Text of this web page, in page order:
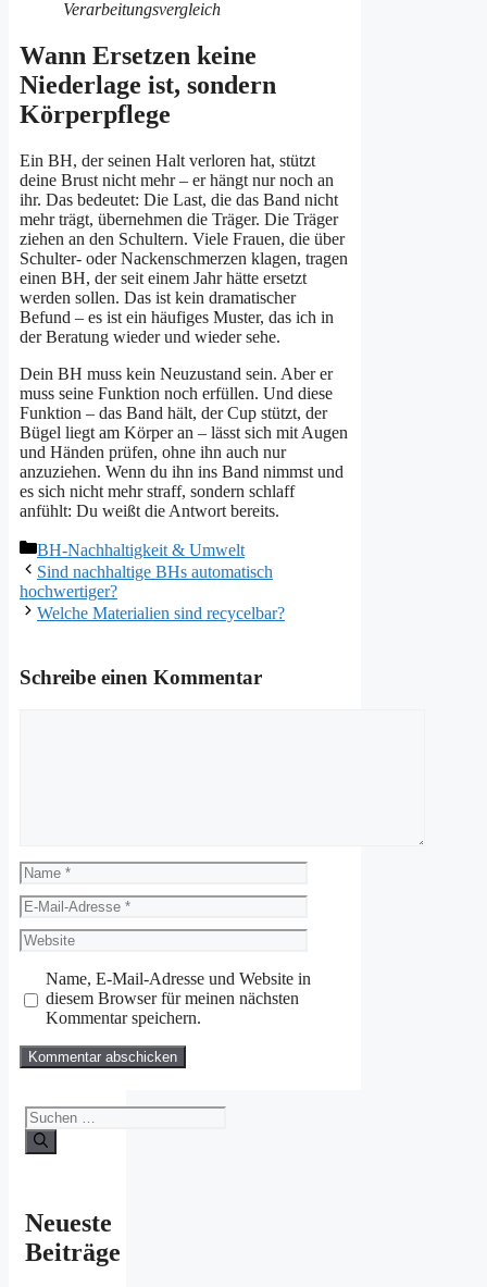
Wann Ersetzen keine
Niederlage ist, sondern
Körperpflege
Ein BH, der seinen Halt verloren hat, stützt
deine Brust nicht mehr – er hängt nur noch an
ihr. Das bedeutet: Die Last, die das Band nicht
mehr trägt, übernehmen die Träger. Die Träger
ziehen an den Schultern. Viele Frauen, die über
Schulter- oder Nackenschmerzen klagen, tragen
einen BH, der seit einem Jahr hätte ersetzt
werden sollen. Das ist kein dramatischer
Befund – es ist ein häufiges Muster, das ich in
der Beratung wieder und wieder sehe.
Dein BH muss kein Neuzustand sein. Aber er
muss seine Funktion noch erfüllen. Und diese
Funktion – das Band hält, der Cup stützt, der
Bügel liegt am Körper an – lässt sich mit Augen
und Händen prüfen, ohne ihn auch nur
anzuziehen. Wenn du ihn ins Band nimmst und
es sich nicht mehr straff, sondern schlaff
anfühlt: Du weißt die Antwort bereits.
Kategorien
BH-Nachhaltigkeit & Umwelt
Sind nachhaltige BHs automatisch
hochwertiger?
Welche Materialien sind recycelbar?
Schreibe einen Kommentar
Name
E-
Mail-
Adresse
Website
Name, E-Mail-Adresse und Website in
diesem Browser für meinen nächsten
Kommentar speichern.
Suchen
nach:
Neueste
Beiträge